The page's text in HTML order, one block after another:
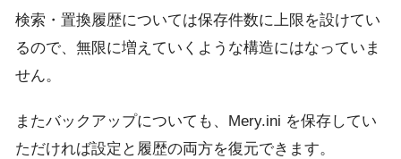
検索・置換履歴については保存件数に上限を設けてい
るので、無限に増えていくような構造にはなっていま
せん。
またバックアップについても、Mery.ini を保存してい
ただければ設定と履歴の両方を復元できます。